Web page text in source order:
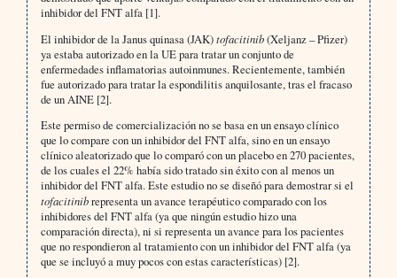
inhibidor del FNT alfa [1].
El inhibidor de la Janus quinasa (JAK)tofacitinib(Xeljanz – Pfizer)
ya estaba autorizado en la UE para tratar un conjunto de
enfermedades inflamatorias autoinmunes. Recientemente, también
fue autorizado para tratar la espondilitis anquilosante, tras el fracaso
de un AINE [2].
Este permiso de comercialización no se basa en un ensayo clínico
que lo compare con un inhibidor del FNT alfa, sino en un ensayo
clínico aleatorizado que lo comparó con un placebo en 270 pacientes,
de los cuales el 22% había sido tratado sin éxito con al menos un
inhibidor del FNT alfa. Este estudio no se diseñó para demostrar si el
tofacitinibrepresenta un avance terapéutico comparado con los
inhibidores del FNT alfa (ya que ningún estudio hizo una
comparación directa), ni si representa un avance para los pacientes
que no respondieron al tratamiento con un inhibidor del FNT alfa (ya
que se incluyó a muy pocos con estas características) [2].